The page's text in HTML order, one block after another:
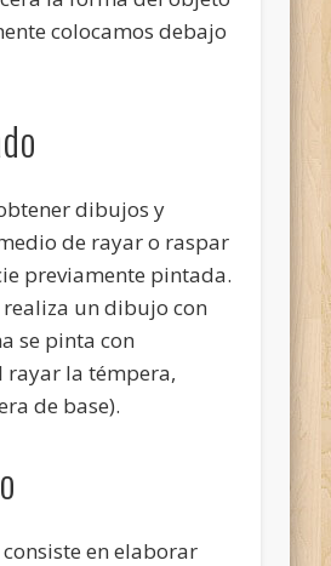
colocamos debajo
dibujos y
de rayar o raspar
previamente pintada.
realiza un dibujo con
se pinta con
rayar la témpera,
de base).
en elaborar